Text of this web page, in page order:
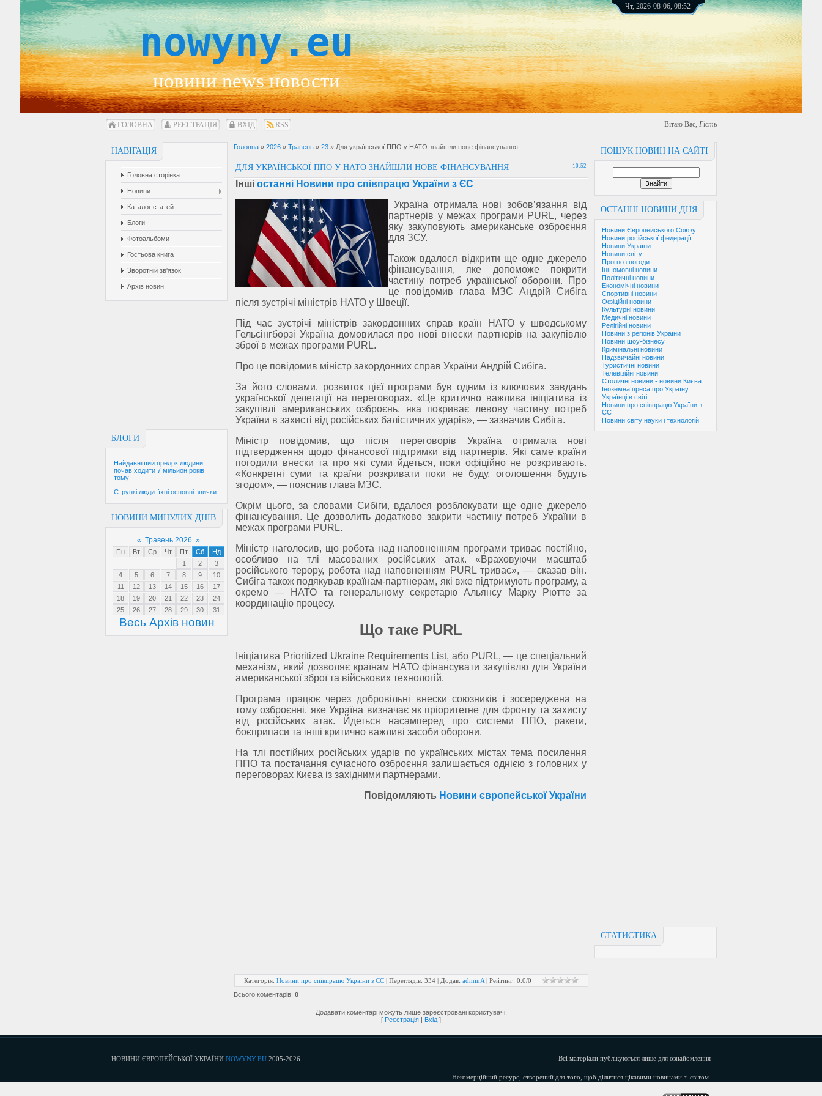
nowyny.eu
новини news новости
Чт, 2026-08-06, 08:52
ГОЛОВНА РЕЄСТРАЦІЯ ВХІД RSS Вітаю Вас, Гість
НАВІГАЦІЯ
Головна сторінка
Новини
Каталог статей
Блоги
Фотоальбоми
Гостьова книга
Зворотній зв'язок
Архів новин
БЛОГИ
Найдавніший предок людини
почав ходити 7 мільйон років
тому
Стрункі люди: їхні основні звички
НОВИНИ МИНУЛИХ ДНІВ
« Травень 2026 »
Пн Вт Ср Чт Пт Сб
Нд
1
2
3
4
5 6 7 8 9
10
11
12 13 14 15 16
17
18
19 20 21 22 23
24
25
26 27 28 29 30 31
Весь Архів новин
ПОШУК НОВИН НА САЙТІ
ОСТАННІ НОВИНИ ДНЯ
Новини Європейського Союзу
Новини російської федерації
Новини України
Новини світу
Прогноз погоди
Іншомовні новини
Політичні новини
Економічні новини
Спортивні новини
Офіційні новини
Культурні новини
Медичні новини
Релігійні новини
Новини з регіонів України
Новини шоу-бізнесу
Кримінальні новини
Надзвичайні новини
Туристичні новини
Телевізійні новини
Столичні новини - новини Києва
Іноземна преса про Україну
Українці в світі
Новини про співпрацю України з
ЄС
Новини світу науки і технологій
СТАТИСТИКА
Головна » 2026 » Травень » 23 » Для української ППО у НАТО знайшли нове фінансування
10:52
ДЛЯ УКРАЇНСЬКОЇ ППО У НАТО ЗНАЙШЛИ НОВЕ ФІНАНСУВАННЯ
Інші останні Новини про співпрацю України з ЄС
Україна отримала нові зобов’язання від
партнерів у межах програми PURL, через
яку закуповують американське озброєння
для ЗСУ.
Також вдалося відкрити ще одне джерело
фінансування, яке допоможе покрити
частину потреб української оборони. Про
це повідомив глава МЗС Андрій Сибіга
після зустрічі міністрів НАТО у Швеції.
Під час зустрічі міністрів закордонних справ країн НАТО у шведському
Гельсінгборзі Україна домовилася про нові внески партнерів на закупівлю
зброї в межах програми PURL.
Про це повідомив міністр закордонних справ України Андрій Сибіга.
За його словами, розвиток цієї програми був одним із ключових завдань
української делегації на переговорах. «Це критично важлива ініціатива із
закупівлі американських озброєнь, яка покриває левову частину потреб
України в захисті від російських балістичних ударів», — зазначив Сибіга.
Міністр повідомив, що після переговорів Україна отримала нові
підтвердження щодо фінансової підтримки від партнерів. Які саме країни
погодили внески та про які суми йдеться, поки офіційно не розкривають.
«Конкретні суми та країни розкривати поки не буду, оголошення будуть
згодом», — пояснив глава МЗС.
Окрім цього, за словами Сибіги, вдалося розблокувати ще одне джерело
фінансування. Це дозволить додатково закрити частину потреб України в
межах програми PURL.
Міністр наголосив, що робота над наповненням програми триває постійно,
особливо на тлі масованих російських атак. «Враховуючи масштаб
російського терору, робота над наповненням PURL триває», — сказав він.
Сибіга також подякував країнам-партнерам, які вже підтримують програму, а
окремо — НАТО та генеральному секретарю Альянсу Марку Рютте за
координацію процесу.
Що таке PURL
Ініціатива Prioritized Ukraine Requirements List, або PURL, — це спеціальний
механізм, який дозволяє країнам НАТО фінансувати закупівлю для України
американської зброї та військових технологій.
Програма працює через добровільні внески союзників і зосереджена на
тому озброєнні, яке Україна визначає як пріоритетне для фронту та захисту
від російських атак. Йдеться насамперед про системи ППО, ракети,
боєприпаси та інші критично важливі засоби оборони.
На тлі постійних російських ударів по українських містах тема посилення
ППО та постачання сучасного озброєння залишається однією з головних у
переговорах Києва із західними партнерами.
Повідомляють Новини європейської України
Категорія: Новини про співпрацю України з ЄС | Переглядів: 334 | Додав: adminA | Рейтинг: 0.0/0
Всього коментарів: 0
Додавати коментарі можуть лише зареєстровані користувачі.
[ Реєстрація | Вхід ]
НОВИНИ ЄВРОПЕЙСЬКОЇ УКРАЇНИ NOWYNY.EU 2005-2026 Всі матеріали публікуються лише для ознайомлення
Некомерційний ресурс, створений для того, щоб ділитися цікавими новинами зі світом